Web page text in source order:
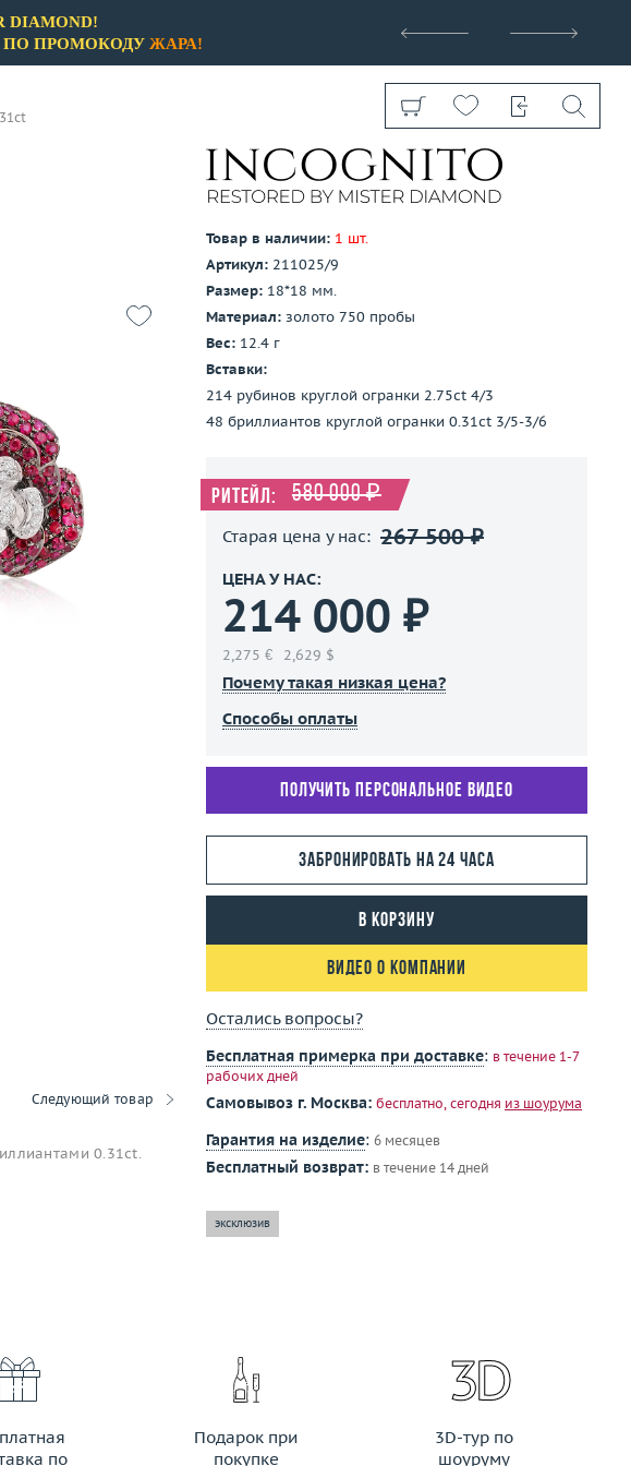
ПО ПРОМОКОДУ ЖАРА!
Показать все
Следующий товар
0.31ct.
Товар в наличии: 1 шт.
Артикул: 211025/9
Размер: 18*18 мм.
Материал: золото 750 пробы
Вес: 12.4 г
Вставки:
214 рубинов круглой огранки 2.75ct 4/3
48 бриллиантов круглой огранки 0.31ct 3/5-3/6
Ритейл: 580 000 ₽
Старая цена у нас: 267 500 ₽
ЦЕНА У НАС:
214 000 ₽
2,275 € 2,629 $
Почему такая низкая цена?
Способы оплаты
Получить персональное видео
Забронировать на 24 часа
В корзину
Видео о компании
Остались вопросы?
Бесплатная примерка при доставке: в течение 1-7
рабочих дней
Самовывоз г. Москва: бесплатно, сегодня из шоурума
Гарантия на изделие: 6 месяцев
Бесплатный возврат: в течение 14 дней
эксклюзив
по
Подарок при
покупке
3D-тур по
шоуруму